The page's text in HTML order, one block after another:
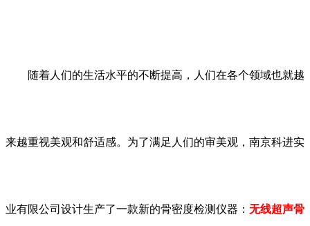
随着人们的生活水平的不断提高，人们在各个领域也就越
来越重视美观和舒适感。为了满足人们的审美观，南京科进实
业有限公司设计生产了一款新的骨密度检测仪器： 无线超声骨